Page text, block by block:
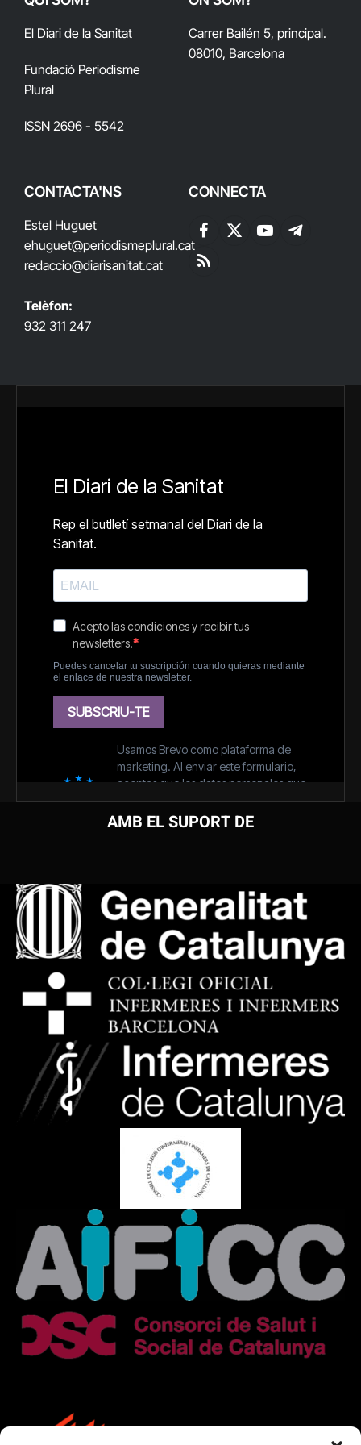
El Diari de la Sanitat
Fundació Periodisme
Plural
ISSN 2696 - 5542
Carrer Bailén 5, principal.
08010, Barcelona
CONTACTA'NS
Estel Huguet
ehuguet@periodismeplural.cat
redaccio@diarisanitat.cat
Telèfon:
932 311 247
CONNECTA
Facebook
X
YouTubeTelegram
RSS
AMB EL SUPORT DE